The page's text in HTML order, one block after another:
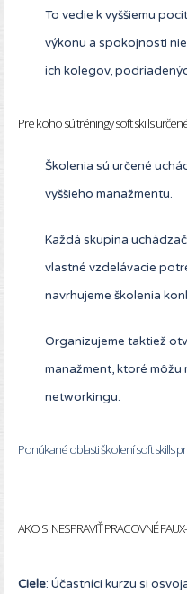
To vedie k vyššiemu
výkonu a spokojnosti
ich kolegov,
Pre koho sú tréningy soft skills
Školenia sú určené
vyššieho manažmentu.
Každá skupina
vlastné vzdelávacie
navrhujeme školenia
Organizujeme taktiež
manažment, ktoré môžu
networkingu.
Ponúkané oblasti školení soft skills
AKO SI NESPRAVIŤ PRACOVNÉ
Ciele: Účastníci kurzu si